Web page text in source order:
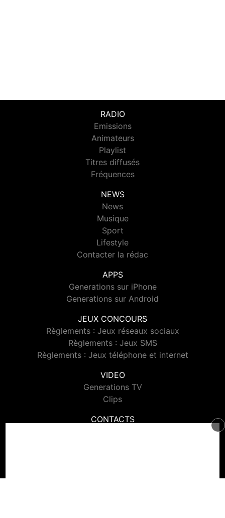
RADIO
Emissions
Animateurs
Playlist
Titres diffusés
Fréquences
NEWS
News
Musique
Sport
Lifestyle
Contacter la rédac
APPS
Generations sur iPhone
Generations sur Android
JEUX CONCOURS
Règlements : Jeux réseaux sociaux
Règlements : Jeux SMS
Règlements : Jeux téléphone et internet
VIDEO
Generations TV
Clips
CONTACTS